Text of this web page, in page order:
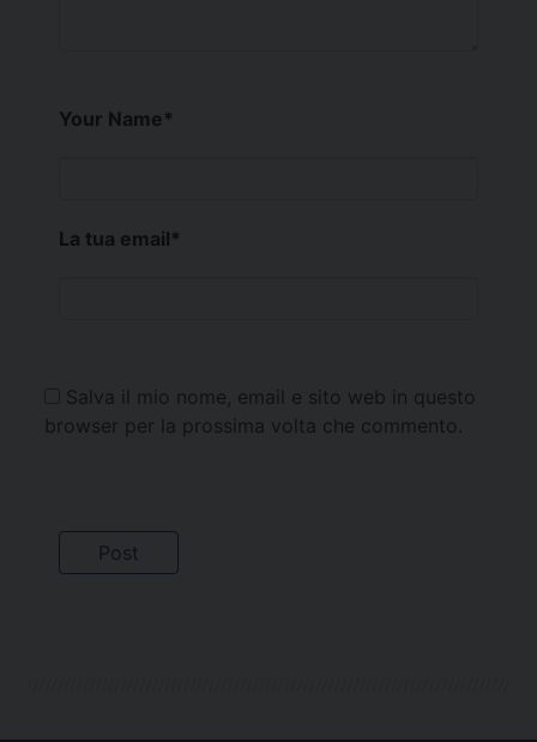
Your Name*
La tua email*
Salva il mio nome, email e sito web in questo
browser per la prossima volta che commento.